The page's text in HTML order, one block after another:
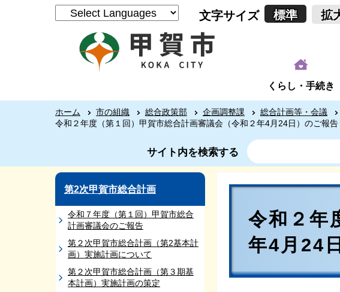
文字サイズ 標準 拡
くらし・手続き
ホーム 市の組織 総合政策部 企画調整課 総合計画等・会議
令和２年度（第１回）甲賀市総合計画審議会（令和２年4月24日）のご報告
サイト内を検索する
第2次甲賀市総合計画
令和７年度（第１回）甲賀市総合
計画審議会のご報告
第２次甲賀市総合計画（第2基本計
画）実施計画について
第２次甲賀市総合計画（第３期基
本計画）実施計画の策定
令和２年
年4月24